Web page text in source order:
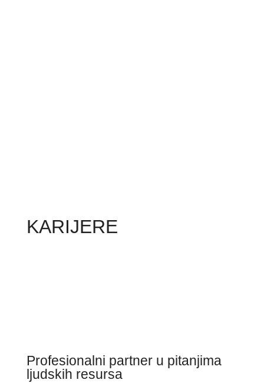
KARIJERE
Profesionalni partner u pitanjima
ljudskih resursa